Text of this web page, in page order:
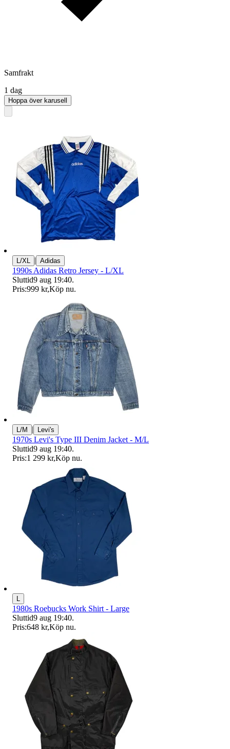
Samfrakt
1 dag
Hoppa över karusell
L/XL | Adidas
1990s Adidas Retro Jersey - L/XL
Sluttid9 aug 19:40.
Pris:999 kr,Köp nu.
L/M | Levi's
1970s Levi's Type III Denim Jacket - M/L
Sluttid9 aug 19:40.
Pris:1 299 kr,Köp nu.
1980s Roebucks Work Shirt - Large
Sluttid9 aug 19:40.
Pris:648 kr,Köp nu.